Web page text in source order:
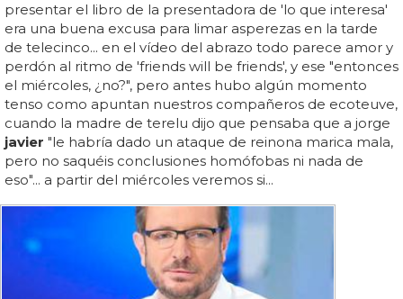
presentar el libro de la presentadora de 'lo que interesa'
era una buena excusa para limar asperezas en la tarde
de telecinco... en el vídeo del abrazo todo parece amor y
perdón al ritmo de 'friends will be friends', y ese "entonces
el miércoles, ¿no?", pero antes hubo algún momento
tenso como apuntan nuestros compañeros de ecoteuve,
cuando la madre de terelu dijo que pensaba que a jorge
javier "le habría dado un ataque de reinona marica mala,
pero no saquéis conclusiones homófobas ni nada de
eso"... a partir del miércoles veremos si...